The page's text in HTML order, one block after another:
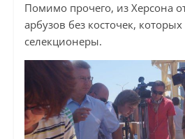
Помимо прочего, из Херсона
арбузов без косточек,
селекционеры.